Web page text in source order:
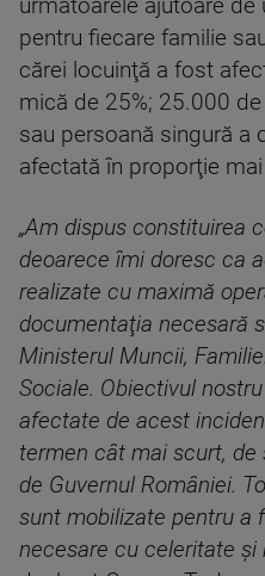
următoarele ajutoare
pentru fiecare familie
cărei locuinţă a fost
mică de 25%; 25.000
sau persoană singură a
afectată în proporţie
„Am dispus constituirea
deoarece îmi doresc ca
realizate cu maximă
documentaţia necesară
Ministerul Muncii,
Sociale. Obiectivul
afectate de acest
termen cât mai scurt,
de Guvernul României.
sunt mobilizate pentru a
necesare cu celeritate şi